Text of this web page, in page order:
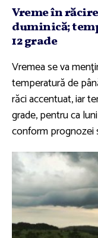
Vreme în
duminică;
12 grade
Vremea se va
temperatură de
răci accentuat, iar
grade, pentru ca
conform prognozei